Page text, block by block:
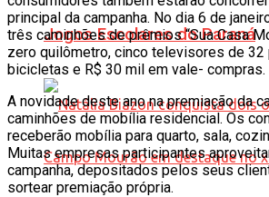
Jogos Escolares do Paraná
principal da campanha. No dia 6 de
três caminhões de prêmios “Sua Casa
zero quilômetro, cinco televisores de 32
bicicletas e R$ 30 mil em vale- compras.
A novidade deste ano na premiação da
caminhões de mobília residencial. Os
receberão mobília para quarto, sala,
Muitas empresas participantes
campanha, depositados pelos seus
sortear premiação própria.